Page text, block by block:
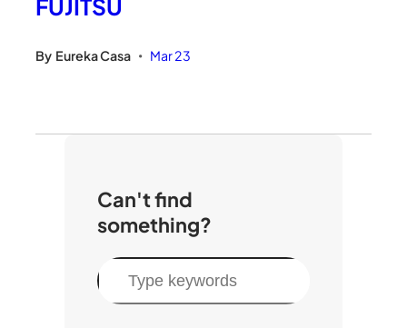
FUJITSU
By Eureka Casa • Mar 23
Can't find
something?
C
e